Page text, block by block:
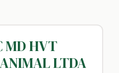
MD HVT
LTDA